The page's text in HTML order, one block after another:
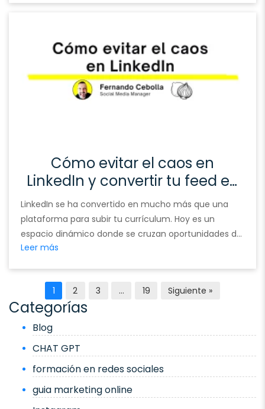
Cómo evitar el caos en
LinkedIn y convertir tu feed en
una herramienta poderosa
LinkedIn se ha convertido en mucho más que una
plataforma para subir tu currículum. Hoy es un
espacio dinámico donde se cruzan oportunidades de
trabajo, networking estratégico, aprendizaje continuo
recomendaciones irrelevantes, notificaciones
constantes y un feed que parece un volcán de …
Continued
Leer más
1 2 3 … 19 Siguiente »
Categorías
Blog
CHAT GPT
formación en redes sociales
guia marketing online